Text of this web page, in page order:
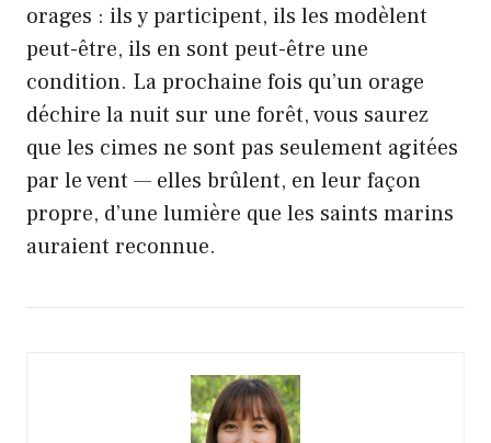
orages : ils y participent, ils les modèlent
peut-être, ils en sont peut-être une
condition. La prochaine fois qu’un orage
déchire la nuit sur une forêt, vous saurez
que les cimes ne sont pas seulement agitées
par le vent — elles brûlent, en leur façon
propre, d’une lumière que les saints marins
auraient reconnue.